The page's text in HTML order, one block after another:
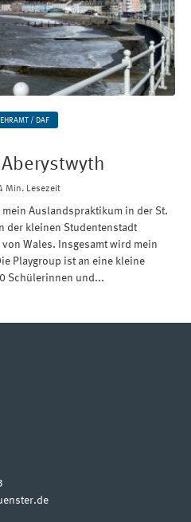
LEHRAMT / DAF
Min. Lesezeit
Auslandspraktikum in der St.
der kleinen Studentenstadt
Wales. Insgesamt wird mein
Playgroup ist an eine kleine
Schülerinnen und...